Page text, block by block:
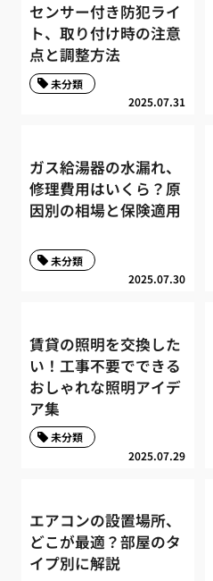
センサー付き防犯ライ
ト、取り付け時の注意
点と調整方法
2025.07.31
未分類
ガス給湯器の水漏れ、
修理費用はいくら？原
因別の相場と保険適用
2025.07.30
未分類
賃貸の照明を交換した
い！工事不要でできる
おしゃれな照明アイデ
ア集
2025.07.29
未分類
エアコンの設置場所、
どこが最適？部屋のタ
イプ別に解説